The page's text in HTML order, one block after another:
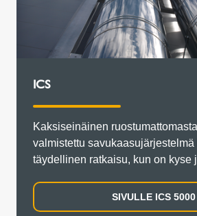
ICS
Kaksiseinäinen
valmistettu savukaasujärjestelmä
täydellinen ratkaisu, kun on kyse
lämpötiloista. Se tarjoaa
käyttömahdollisuuksia teollisiin
SIVULLE ICS 5000